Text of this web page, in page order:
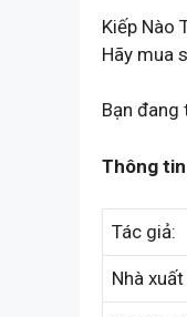
Kiếp Nào
Hãy mua
Bạn đang
Thông
Tác giả:
Nhà xuất